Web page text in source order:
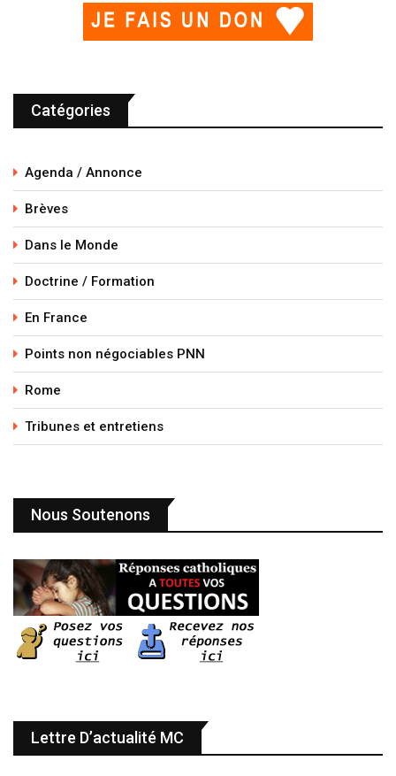
Catégories
Agenda / Annonce
Brèves
Dans le Monde
Doctrine / Formation
En France
Points non négociables PNN
Rome
Tribunes et entretiens
Nous Soutenons
Lettre D’actualité MC